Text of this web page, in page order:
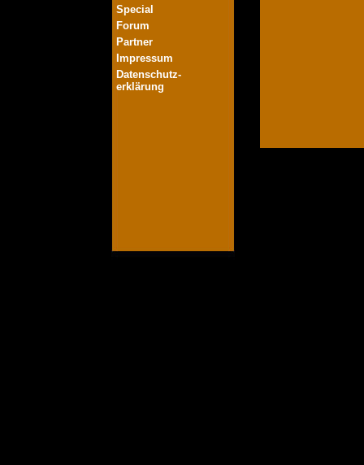
Special
Forum
Partner
Impressum
Datenschutz-
erklärung